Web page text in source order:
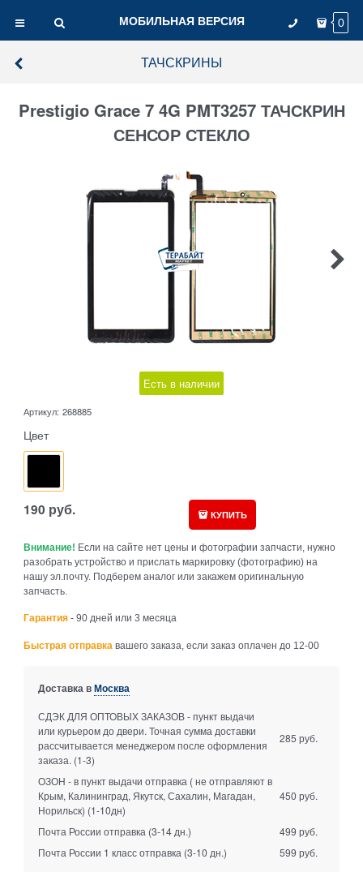
МОБИЛЬНАЯ ВЕРСИЯ 0
ТАЧСКРИНЫ
Prestigio Grace 7 4G PMT3257 ТАЧСКРИН
СЕНСОР СТЕКЛО
Есть в наличии
Артикул: 268885
Цвет
190 руб. КУПИТЬ
Внимание! Если на сайте нет цены и фотографии запчасти, нужно
разобрать устройство и прислать маркировку (фотографию) на
нашу эл.почту. Подберем аналог или закажем оригинальную
запчасть.
Гарантия - 90 дней или 3 месяца
Быстрая отправка вашего заказа, если заказ оплачен до 12-00
Доставка вМосква
СДЭК ДЛЯ ОПТОВЫХ ЗАКАЗОВ - пункт выдачи
или курьером до двери. Точная сумма доставки
рассчитывается менеджером после оформления
заказа. (1-3)
285 руб.
ОЗОН - в пункт выдачи отправка ( не отправляют в
Крым, Калининград, Якутск, Сахалин, Магадан,
Норильск) (1-10дн)
450 руб.
Почта России отправка (3-14 дн.)
499 руб.
Почта России 1 класс отправка (3-10 дн.) 599 руб.